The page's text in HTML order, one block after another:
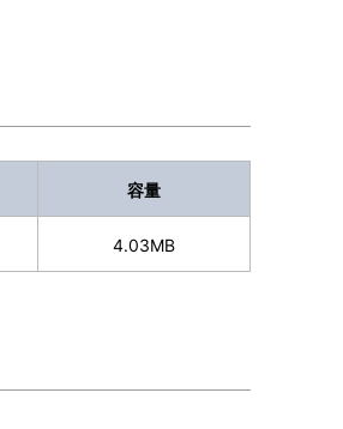
容量
4.03MB